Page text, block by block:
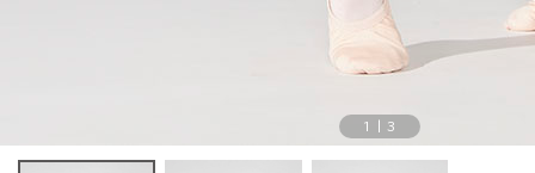
1 3